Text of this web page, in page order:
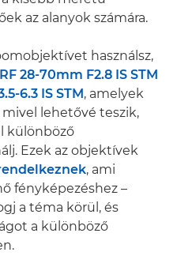
az alanyok számára.
használsz,
28-70mm F2.8 IS STM
6.3 IS STM, amelyek
lehetővé teszik,
különböző
Ezek az objektívek
, ami
fényképezéshez –
a téma körül, és
a különböző